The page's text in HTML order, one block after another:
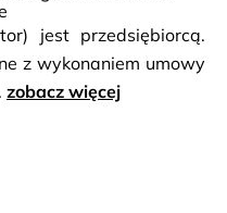
jest przedsiębiorcą.
z wykonaniem umowy
zobacz więcej